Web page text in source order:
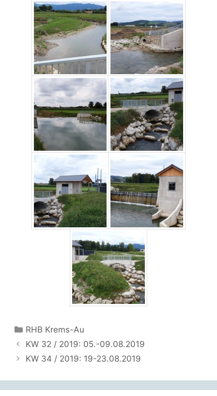
Kategorien
RHB Krems-Au
KW 32 / 2019: 05.-09.08.2019
KW 34 / 2019: 19-23.08.2019